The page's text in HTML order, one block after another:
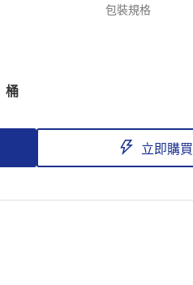
包裝規格
桶
立即購買